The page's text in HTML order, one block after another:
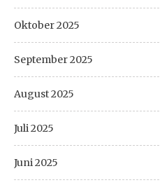
Oktober 2025
September 2025
August 2025
Juli 2025
Juni 2025